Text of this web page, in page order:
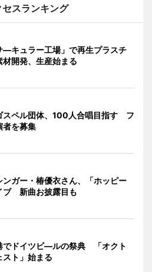
セスランキング
―キュラー工場」で再生プラスチ
材開発、生産始まる
スペル団体、100人合唱目指す フ
者を募集
ンガー・椿優衣さん、「ホッピー
ブ 新曲お披露目も
でドイツビ―ルの祭典 「オクト
スト」始まる